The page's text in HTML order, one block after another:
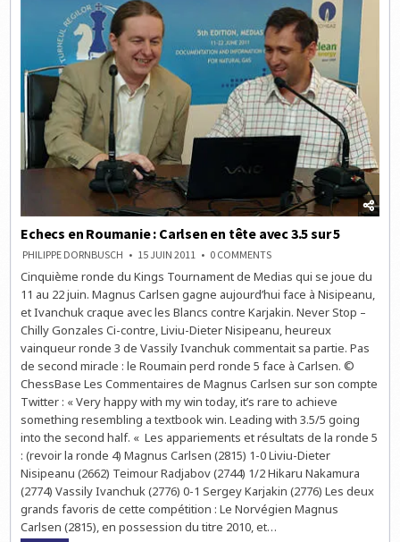
Echecs en Roumanie : Carlsen en tête avec 3.5 sur 5
PHILIPPE DORNBUSCH 15 JUIN 2011 0 COMMENTSON
EN
ROUMANIE
:
CARLSEN
EN
TÊTE
AVEC
3.5
SUR
5
Cinquième ronde du Kings Tournament de Medias qui se joue du
11 au 22 juin. Magnus Carlsen gagne aujourd’hui face à Nisipeanu,
et Ivanchuk craque avec les Blancs contre Karjakin. Never Stop –
Chilly Gonzales Ci-contre, Liviu-Dieter Nisipeanu, heureux
vainqueur ronde 3 de Vassily Ivanchuk commentait sa partie. Pas
de second miracle : le Roumain perd ronde 5 face à Carlsen. ©
ChessBase Les Commentaires de Magnus Carlsen sur son compte
Twitter : « Very happy with my win today, it’s rare to achieve
something resembling a textbook win. Leading with 3.5/5 going
into the second half. « Les appariements et résultats de la ronde 5
: (revoir la ronde 4) Magnus Carlsen (2815) 1-0 Liviu-Dieter
Nisipeanu (2662) Teimour Radjabov (2744) 1/2 Hikaru Nakamura
(2774) Vassily Ivanchuk (2776) 0-1 Sergey Karjakin (2776) Les deux
grands favoris de cette compétition : Le Norvégien Magnus
Carlsen (2815), en possession du titre 2010, et…